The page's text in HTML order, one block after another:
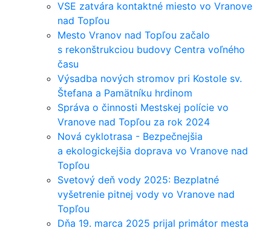
VSE zatvára kontaktné miesto vo Vranove
nad Topľou
Mesto Vranov nad Topľou začalo
s rekonštrukciou budovy Centra voľného
času
Výsadba nových stromov pri Kostole sv.
Štefana a Pamätníku hrdinom
Správa o činnosti Mestskej polície vo
Vranove nad Topľou za rok 2024
Nová cyklotrasa - Bezpečnejšia
a ekologickejšia doprava vo Vranove nad
Topľou
Svetový deň vody 2025: Bezplatné
vyšetrenie pitnej vody vo Vranove nad
Topľou
Dňa 19. marca 2025 prijal primátor mesta